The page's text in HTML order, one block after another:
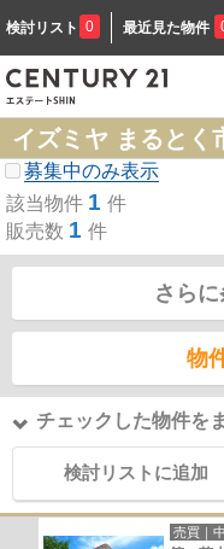
検討リスト 0 最近見た物件
イズミヤ まるとく
募集中のみ表示
該当物件 1 件
販売数 1 件
さら
物
チェックした物件を
検討リストに追加
売買｜